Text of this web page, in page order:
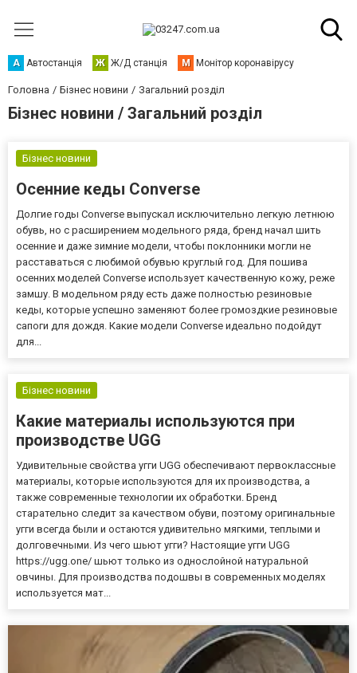
А Автостанція Ж Ж/Д станція М Монітор коронавірусу
Головна Бізнес новини Загальний розділ
Бізнес новини / Загальний розділ
Бізнес новини
Осенние кеды Converse
Долгие годы Converse выпускал исключительно легкую летнюю
обувь, но с расширением модельного ряда, бренд начал шить
осенние и даже зимние модели, чтобы поклонники могли не
расставаться с любимой обувью круглый год. Для пошива
осенних моделей Converse использует качественную кожу, реже
замшу. В модельном ряду есть даже полностью резиновые
кеды, которые успешно заменяют более громоздкие резиновые
сапоги для дождя. Какие модели Converse идеально подойдут
для...
Бізнес новини
Какие материалы используются при
производстве UGG
Удивительные свойства угги UGG обеспечивают первоклассные
материалы, которые используются для их производства, а
также современные технологии их обработки. Бренд
старательно следит за качеством обуви, поэтому оригинальные
угги всегда были и остаются удивительно мягкими, теплыми и
долговечными. Из чего шьют угги? Настоящие угги UGG
https://ugg.one/ шьют только из однослойной натуральной
овчины. Для производства подошвы в современных моделях
используется мат...